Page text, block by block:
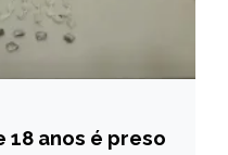
18 anos é preso